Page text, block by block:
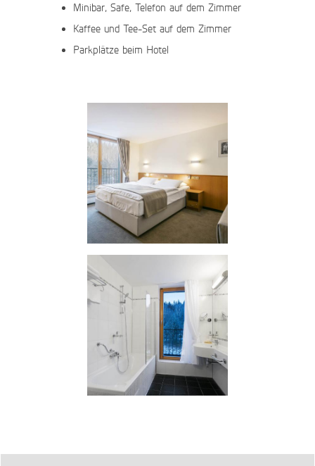
Minibar, Safe, Telefon auf dem Zimmer
Kaffee und Tee-Set auf dem Zimmer
Parkplätze beim Hotel